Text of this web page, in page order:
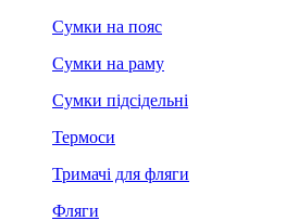
Сумки на пояс
Сумки на раму
Сумки підсідельні
Термоси
Тримачі для фляги
Фляги